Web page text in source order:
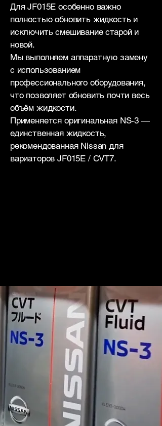
Для JF015E особенно важно
полностью обновить жидкость и
исключить смешивание старой и
новой.
Мы выполняем аппаратную замену
с использованием
профессионального оборудования,
что позволяет обновить почти весь
объём жидкости.
Применяется оригинальная NS-3 —
единственная жидкость,
рекомендованная Nissan для
вариаторов JF015E / CVT7.
5. Проверка уровня и
температурная адаптация CVT
После замены проводится:
выставление уровня жидкости при
точной температуре (важно для
CVT7),